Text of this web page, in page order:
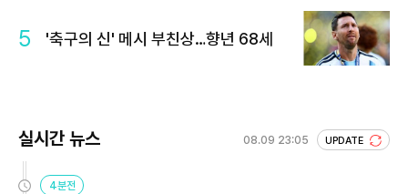
5 '축구의 신' 메시 부친상…향년 68세
실시간 뉴스 08.09 23:05 UPDATE
4분전